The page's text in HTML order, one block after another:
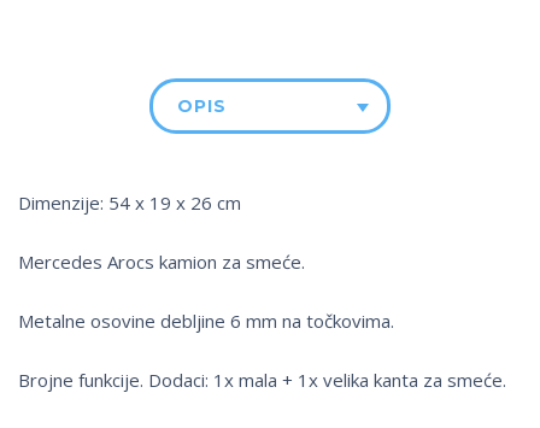
OPIS
Dimenzije: 54 x 19 x 26 cm
Mercedes Arocs kamion za smeće.
Metalne osovine debljine 6 mm na točkovima.
Brojne funkcije. Dodaci: 1x mala + 1x velika kanta za smeće.